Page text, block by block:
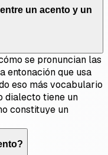
un acento y un
se pronuncian las
entonación que usa
eso más vocabulario
dialecto tiene un
constituye un